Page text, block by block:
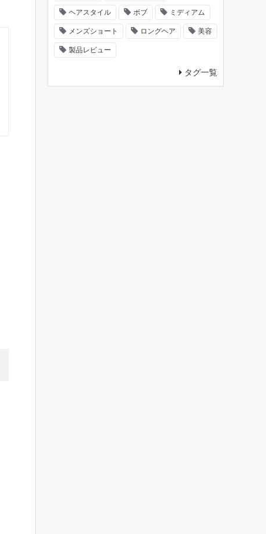
ヘアスタイル ボブ ミディアム
メンズショート ロングヘア 美容
製品レビュー
タグ一覧